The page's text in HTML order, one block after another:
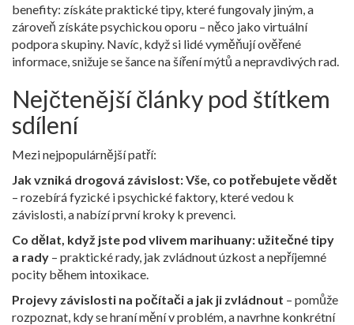
benefity: získáte praktické tipy, které fungovaly jiným, a
zároveň získáte psychickou oporu – něco jako virtuální
podpora skupiny. Navíc, když si lidé vyměňují ověřené
informace, snižuje se šance na šíření mýtů a nepravdivých rad.
Nejčtenější články pod štítkem
sdílení
Mezi nejpopulárnější patří:
Jak vzniká drogová závislost: Vše, co potřebujete vědět
– rozebírá fyzické i psychické faktory, které vedou k
závislosti, a nabízí první kroky k prevenci.
Co dělat, když jste pod vlivem marihuany: užitečné tipy
a rady – praktické rady, jak zvládnout úzkost a nepříjemné
pocity během intoxikace.
Projevy závislosti na počítači a jak ji zvládnout – pomůže
rozpoznat, kdy se hraní mění v problém, a navrhne konkrétní